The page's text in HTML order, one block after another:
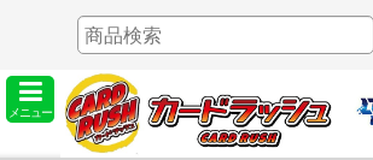
メニュー